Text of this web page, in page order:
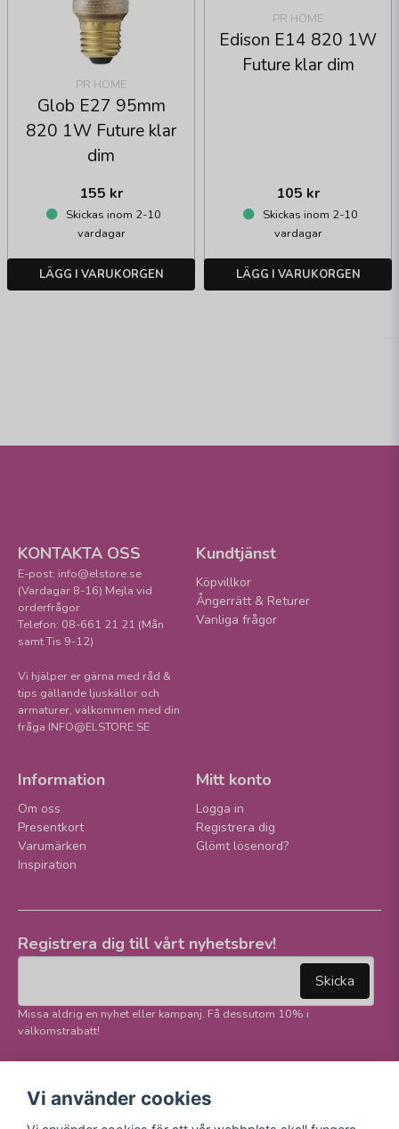
PR HOME
Glob E27 95mm
820 1W Future klar
dim
155 kr
Skickas inom 2-10
vardagar
LÄGG I VARUKORGEN
PR HOME
Edison E14 820 1W
Future klar dim
105 kr
Skickas inom 2-10
vardagar
LÄGG I VARUKORGEN
KONTAKTA OSS
E-post: info@elstore.se
(Vardagar 8-16) Mejla vid
orderfrågor
Telefon: 08-661 21 21 (Mån
samt Tis 9-12)
Vi hjälper er gärna med råd &
tips gällande ljuskällor och
armaturer, välkommen med din
fråga INFO@ELSTORE.SE
Kundtjänst
Köpvillkor
Ångerrätt & Returer
Vanliga frågor
Information
Om oss
Presentkort
Varumärken
Inspiration
Mitt konto
Logga in
Registrera dig
Glömt lösenord?
Registrera dig till vårt nyhetsbrev!
Skicka
Missa aldrig en nyhet eller kampanj. Få dessutom 10% i
välkomstrabatt!
sociala medier!
E-handel
Vi använder cookies